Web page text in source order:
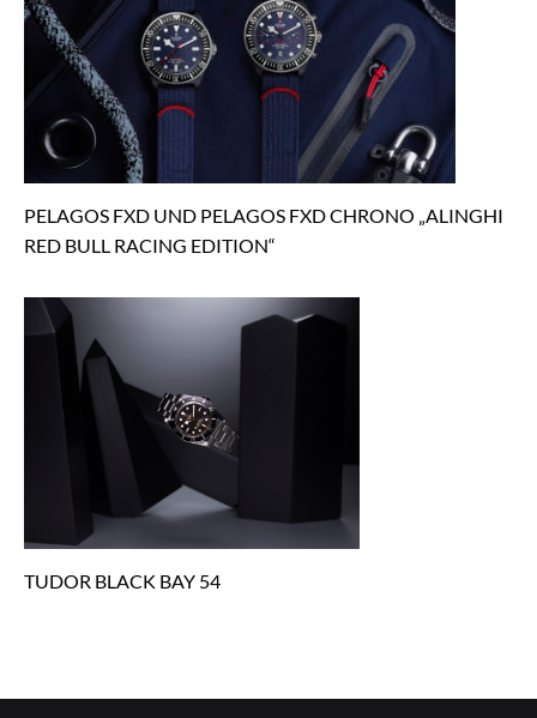
PELAGOS FXD UND PELAGOS FXD CHRONO „ALINGHI
RED BULL RACING EDITION“
TUDOR BLACK BAY 54